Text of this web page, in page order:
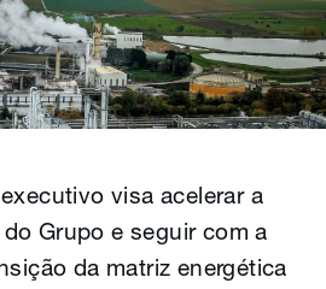
visa acelerar a
Grupo e seguir com a
da matriz energética